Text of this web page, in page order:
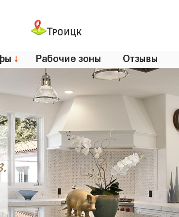
Троицк
↓ Рабочие зоны Отзывы